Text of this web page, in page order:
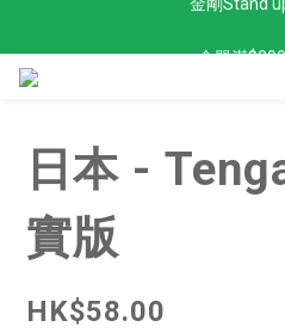
全單滿
日本 -
實版
HK$58.00